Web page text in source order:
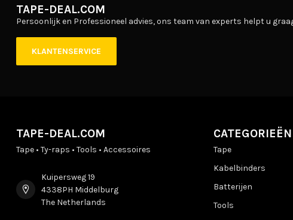
TAPE-DEAL.COM
Persoonlijk en Professioneel advies, ons team van experts helpt u
KLANTENSERVICE
TAPE-DEAL.COM
Tape • Ty-raps • Tools • Accessoires
Kuipersweg 19
4338PH Middelburg
The Netherlands
CATEGORIEËN
Tape
Kabelbinders
Batterijen
Tools